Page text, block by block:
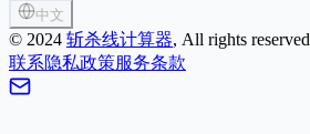
中文
© 2024 斩杀线计算器, All rights reserved
联系隐私政策服务条款